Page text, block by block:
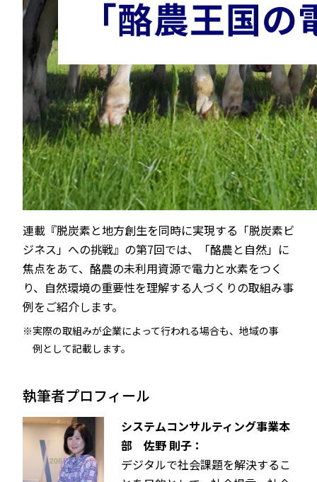
連載『脱炭素と地方創生を同時に実現する「脱炭素ビ
ジネス」への挑戦』の第7回では、「酪農と自然」に
焦点をあて、酪農の未利用資源で電力と水素をつく
り、自然環境の重要性を理解する人づくりの取組み事
例をご紹介します。
実際の取組みが企業によって行われる場合も、地域の事
例として記載します。
執筆者プロフィール
システムコンサルティング事業本
部 佐野 則子：
デジタルで社会課題を解決するこ